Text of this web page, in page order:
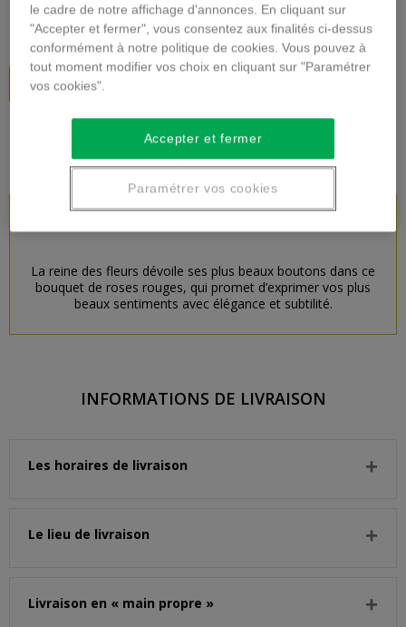
73,00 €TTC
Ajouter au panier
La reine des fleurs dévoile ses plus beaux boutons dans ce
bouquet de roses rouges, qui promet d’exprimer vos plus
beaux sentiments avec élégance et subtilité.
INFORMATIONS DE LIVRAISON
Les horaires de livraison
Le lieu de livraison
Livraison en « main propre »
le cadre de notre affichage d'annonces. En cliquant sur
"Accepter et fermer", vous consentez aux finalités ci-dessus
conformément à notre politique de cookies. Vous pouvez à
tout moment modifier vos choix en cliquant sur "Paramétrer
vos cookies".
Accepter et fermer
Paramétrer vos cookies